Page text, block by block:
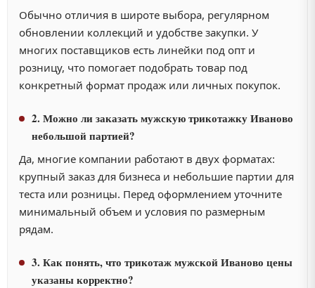
Обычно отличия в широте выбора, регулярном
обновлении коллекций и удобстве закупки. У
многих поставщиков есть линейки под опт и
розницу, что помогает подобрать товар под
конкретный формат продаж или личных покупок.
2. Можно ли заказать мужскую трикотажку Иваново
небольшой партией?
Да, многие компании работают в двух форматах:
крупный заказ для бизнеса и небольшие партии для
теста или розницы. Перед оформлением уточните
минимальный объем и условия по размерным
рядам.
3. Как понять, что трикотаж мужской Иваново цены
указаны корректно?